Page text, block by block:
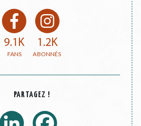
9.1K 1.2K
PARTAGEZ !